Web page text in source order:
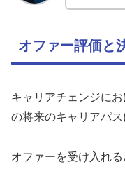
オファー評価と
キャリアチェンジに
の将来のキャリアパス
オファーを受け入れ